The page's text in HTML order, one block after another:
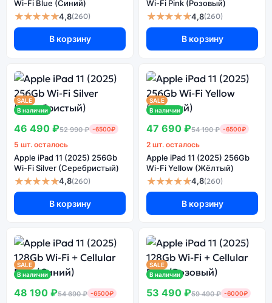
Wi-Fi Blue (Синий)
★★★★★4,8(260)
В корзину
Wi-Fi Pink (Розовый)
★★★★★4,8(260)
В корзину
SALE
В наличии
46 490 ₽52 990 ₽ -6500₽
5 шт. осталось
Apple iPad 11 (2025) 256Gb
Wi-Fi Silver (Серебристый)
★★★★★4,8(260)
В корзину
SALE
В наличии
47 690 ₽54 190 ₽ -6500₽
2 шт. осталось
Apple iPad 11 (2025) 256Gb
Wi-Fi Yellow (Жёлтый)
★★★★★4,8(260)
В корзину
SALE
В наличии
48 190 ₽54 690 ₽ -6500₽
SALE
В наличии
53 490 ₽59 490 ₽ -6000₽